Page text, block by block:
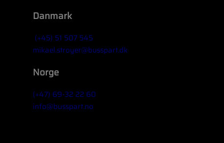
Danmark
(+45) 51 507 545
mikael.stroyer@busspart.dk
Norge
(+47) 69-32 22 60
info@busspart.no